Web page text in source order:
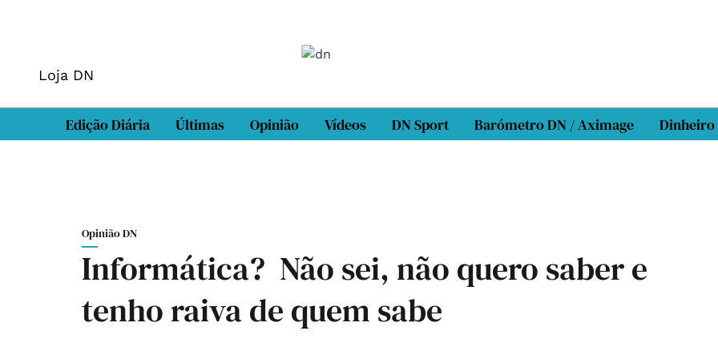
Loja DN
Edição Diária Últimas Opinião Vídeos DN Sport Barómetro DN / Aximage Dinheiro
Opinião DN
Informática? Não sei, não quero saber e
tenho raiva de quem sabe